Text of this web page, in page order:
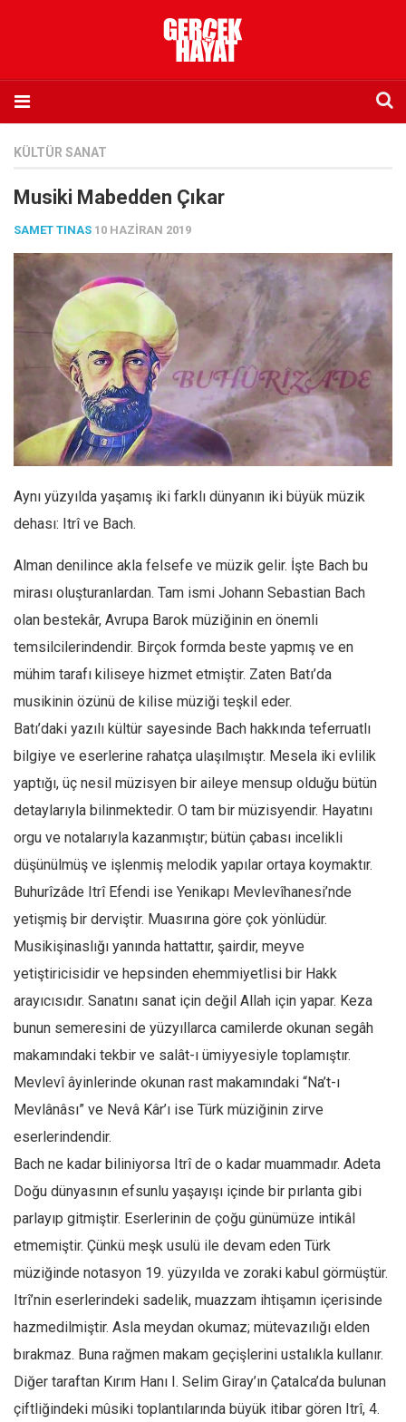
Künye
İletişim
Abone olmak istiyorum
Satış noktası listesi
Eksik sayıların temini
Sosyal Medya
Twitter
Facebook
Instagram
Editörden
Kemal Özer
Mahmut Toptaş
Yvonne Ridley
Ömer Kayani
Yusuf Armağan
Hasanali Yıldırım
Leyla Şerif Emin
Selçuk Türkyılmaz
Mehmet Ali Tekin
Abir E. Nahas
Amina S. Jenenkovic
Bağdagül Öz
» Yazar arşivi
Bu Sayı
Tüm Sayılar
Kategoriler
Karisi kitap sualleri
7 soruda bu hafta
Ekonomi
Spor
Manzara
Sağlık
Gıda-Beslenme
Hayat
KÜLTÜR SANAT
Musiki Mabedden Çıkar
SAMET TINAS 10 HAZIRAN 2019
Aynı yüzyılda yaşamış iki farklı dünyanın iki büyük müzik
dehası: Itrî ve Bach.
Alman denilince akla felsefe ve müzik gelir. İşte Bach bu
mirası oluşturanlardan. Tam ismi Johann Sebastian Bach
olan bestekâr, Avrupa Barok müziğinin en önemli
temsilcilerindendir. Birçok formda beste yapmış ve en
mühim tarafı kiliseye hizmet etmiştir. Zaten Batı’da
musikinin özünü de kilise müziği teşkil eder.
Batı’daki yazılı kültür sayesinde Bach hakkında teferruatlı
bilgiye ve eserlerine rahatça ulaşılmıştır. Mesela iki evlilik
yaptığı, üç nesil müzisyen bir aileye mensup olduğu bütün
detaylarıyla bilinmektedir. O tam bir müzisyendir. Hayatını
orgu ve notalarıyla kazanmıştır; bütün çabası incelikli
düşünülmüş ve işlenmiş melodik yapılar ortaya koymaktır.
Buhurîzâde Itrî Efendi ise Yenikapı Mevlevîhanesi’nde
yetişmiş bir derviştir. Muasırına göre çok yönlüdür.
Musikişinaslığı yanında hattattır, şairdir, meyve
yetiştiricisidir ve hepsinden ehemmiyetlisi bir Hakk
arayıcısıdır. Sanatını sanat için değil Allah için yapar. Keza
bunun semeresini de yüzyıllarca camilerde okunan segâh
makamındaki tekbir ve salât-ı ümiyyesiyle toplamıştır.
Mevlevî âyinlerinde okunan rast makamındaki “Na’t-ı
Mevlânâsı” ve Nevâ Kâr’ı ise Türk müziğinin zirve
eserlerindendir.
Bach ne kadar biliniyorsa Itrî de o kadar muammadır. Adeta
Doğu dünyasının efsunlu yaşayışı içinde bir pırlanta gibi
parlayıp gitmiştir. Eserlerinin de çoğu günümüze intikâl
etmemiştir. Çünkü meşk usulü ile devam eden Türk
müziğinde notasyon 19. yüzyılda ve zoraki kabul görmüştür.
Itrî’nin eserlerindeki sadelik, muazzam ihtişamın içerisinde
hazmedilmiştir. Asla meydan okumaz; mütevazılığı elden
bırakmaz. Buna rağmen makam geçişlerini ustalıkla kullanır.
Diğer taraftan Kırım Hanı I. Selim Giray’ın Çatalca’da bulunan
çiftliğindeki mûsiki toplantılarında büyük itibar gören Itrî, 4.